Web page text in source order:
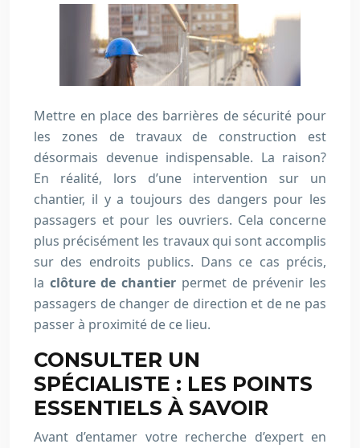
Mettre en place des barrières de sécurité pour
les zones de travaux de construction est
désormais devenue indispensable. La raison?
En réalité, lors d’une intervention sur un
chantier, il y a toujours des dangers pour les
passagers et pour les ouvriers. Cela concerne
plus précisément les travaux qui sont accomplis
sur des endroits publics. Dans ce cas précis,
la clôture de chantier permet de prévenir les
passagers de changer de direction et de ne pas
passer à proximité de ce lieu.
CONSULTER UN
SPÉCIALISTE : LES POINTS
ESSENTIELS À SAVOIR
Avant d’entamer votre recherche d’expert en